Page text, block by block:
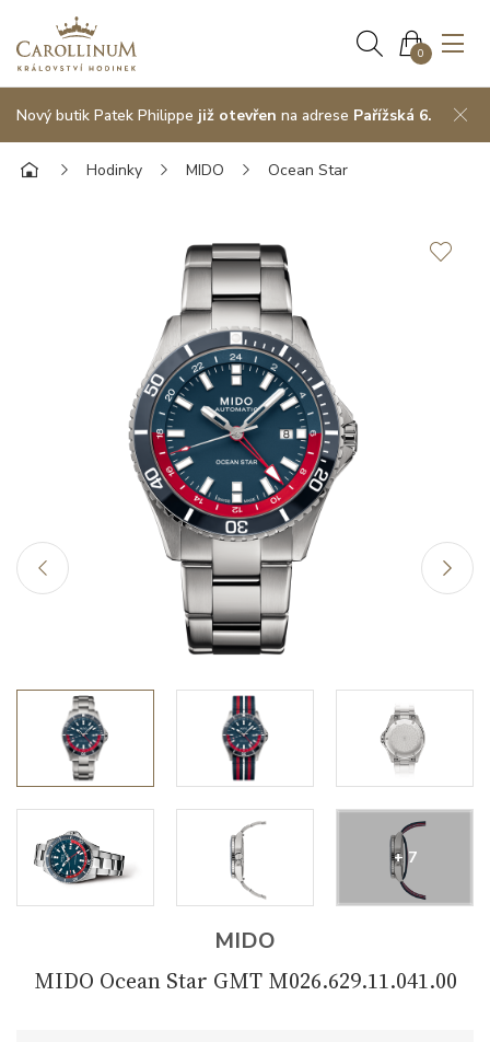
0
Nový butik Patek Philippe již otevřen na adrese Pařížská 6.
Hodinky MIDO Ocean Star
+ 7
MIDO
MIDO Ocean Star GMT M026.629.11.041.00